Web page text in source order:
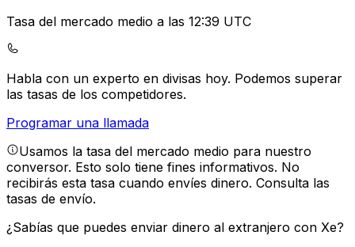
Tasa del mercado medio a las 12:39 UTC
Habla con un experto en divisas hoy. Podemos superar
las tasas de los competidores.
Programar una llamada
Usamos la tasa del mercado medio para nuestro
conversor. Esto solo tiene fines informativos. No
recibirás esta tasa cuando envíes dinero. Consulta las
tasas de envío.
¿Sabías que puedes enviar dinero al extranjero con Xe?